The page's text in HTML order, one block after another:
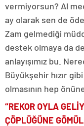
vermiyorsun? Al
ay olarak sen de
Zam gelmediği
destek olmaya da
anlayışımız bu.
Büyükşehir hızır
olmasının hep
“REKOR OYLA
ÇÖPLÜĞÜNE